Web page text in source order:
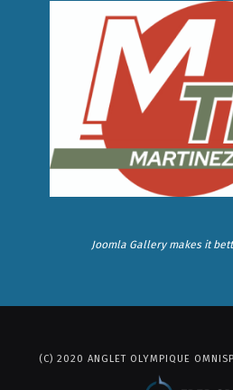
Joomla Gallerymakes it
(C) 2020 ANGLET OLYMPIQUE